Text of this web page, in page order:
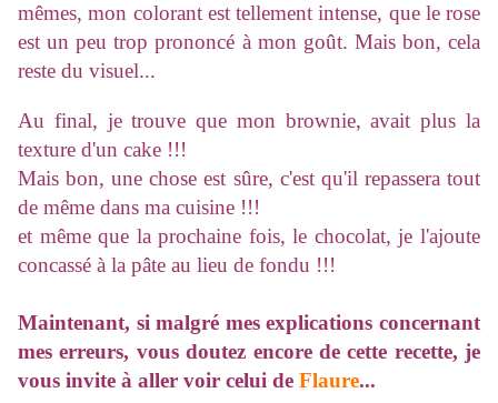
mêmes, mon colorant est tellement intense, que le rose
est un peu trop prononcé à mon goût. Mais bon, cela
reste du visuel...
Au final, je trouve que mon brownie, avait plus la
texture d'un cake !!!
Mais bon, une chose est sûre, c'est qu'il repassera tout
de même dans ma cuisine !!!
et même que la prochaine fois, le chocolat, je l'ajoute
concassé à la pâte au lieu de fondu !!!
Maintenant, si malgré mes explications concernant
mes erreurs, vous doutez encore de cette recette, je
vous invite à aller voir celui de Flaure...